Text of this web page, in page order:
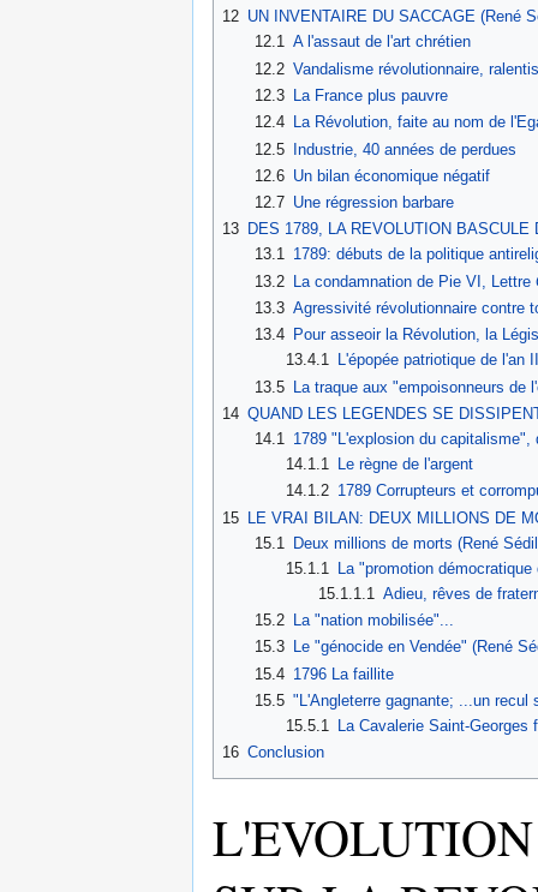
12 UN INVENTAIRE DU SACCAGE (René
12.1 A l'assaut de l'art chrétien
12.2 Vandalisme révolutionnaire,
12.3
La France plus pauvre
12.4
La Révolution, faite au nom de
12.5 Industrie, 40 années de perdues
12.6 Un bilan économique négatif
12.7 Une régression barbare
13 DES 1789, LA REVOLUTION
13.1 1789: débuts de la politique
13.2
La condamnation de Pie VI, Lettre
13.3 Agressivité révolutionnaire contre
13.4
Pour asseoir la Révolution, la
13.4.1 L'épopée patriotique de l'an
13.5
La traque aux "empoisonneurs de
14 QUAND LES LEGENDES SE
14.1 1789 "L'explosion du
14.1.1 Le règne de l'argent
14.1.2 1789 Corrupteurs et
15
LE VRAI BILAN: DEUX MILLIONS DE
15.1
Deux millions de morts (René
15.1.1
La "promotion
15.1.1.1
Adieu, rêves de
15.2
La "nation mobilisée"...
15.3
Le "génocide en Vendée" (René
15.4 1796 La faillite
15.5 "L'Angleterre gagnante; ...un recul
15.5.1 La Cavalerie Saint-
16 Conclusion